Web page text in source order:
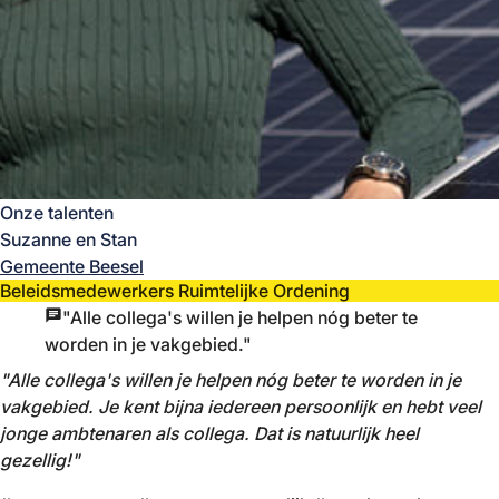
Onze talenten
Suzanne en Stan
Beleidsmedewerkers Ruimtelijke Ordening
Gemeente Beesel
"Alle collega's willen je helpen nóg beter te
worden in je vakgebied."
"Alle collega's willen je helpen nóg beter te worden in je
vakgebied. Je kent bijna iedereen persoonlijk en hebt veel
jonge ambtenaren als collega. Dat is natuurlijk heel
gezellig!"